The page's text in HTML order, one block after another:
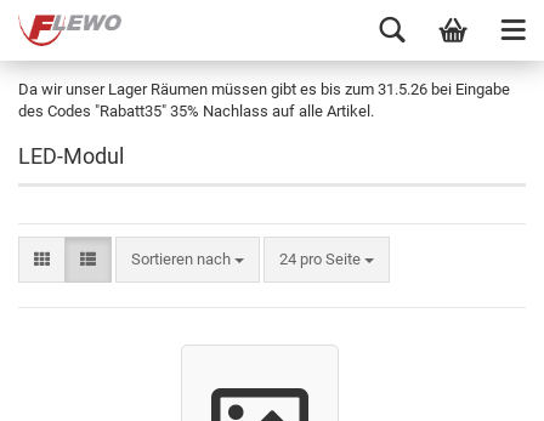
Da wir unser Lager Räumen müssen gibt es bis zum 31.5.26 bei Eingabe
des Codes "Rabatt35" 35% Nachlass auf alle Artikel.
LED-Modul
Sortieren nach 24 pro Seite